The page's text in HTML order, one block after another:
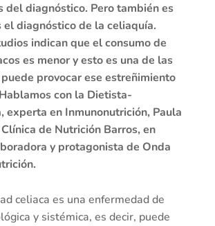
del diagnóstico. Pero también es
diagnóstico de la celiaquía.
indican que el consumo de
es menor y esto es una de las
provocar ese estreñimiento
con la Dietista-
experta en Inmunonutrición, Paula
de Nutrición Barros, en
y protagonista de Onda
celiaca es una enfermedad de
y sistémica, es decir, puede